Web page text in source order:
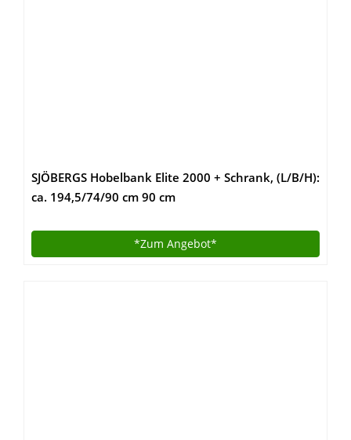
SJÖBERGS Hobelbank Elite 2000 + Schrank, (L/B/H):
ca. 194,5/74/90 cm 90 cm
*Zum Angebot*